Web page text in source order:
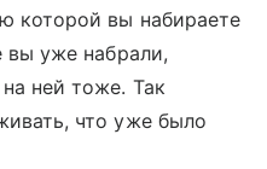
которой вы набираете
вы уже набрали,
ней тоже. Так
что уже было